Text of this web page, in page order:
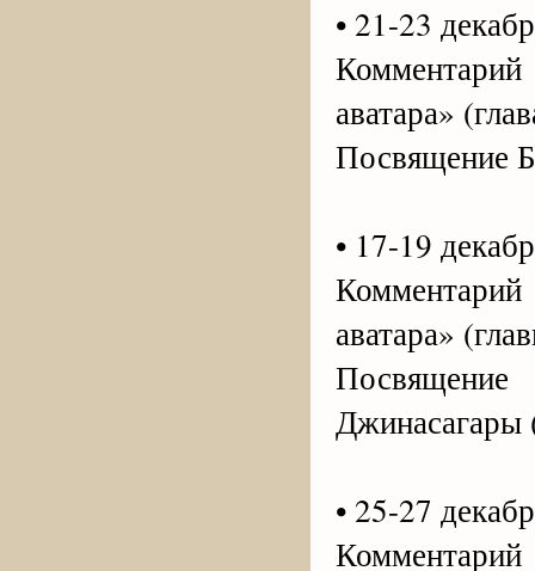
• 21-23
аватара»
Посвящение
• 17-19
аватара»
Джинасагары
• 25-27